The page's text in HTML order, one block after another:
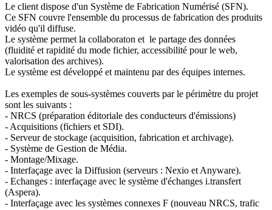
Le client dispose d'un Système de Fabrication Numérisé (SFN).
Ce SFN couvre l'ensemble du processus de fabrication des produits
vidéo qu'il diffuse.
Le système permet la collaboraton et le partage des données
(fluidité et rapidité du mode fichier, accessibilité pour le web,
valorisation des archives).
Le système est développé et maintenu par des équipes internes.
Les exemples de sous-systèmes couverts par le périmètre du projet
sont les suivants :
- NRCS (préparation éditoriale des conducteurs d'émissions)
- Acquisitions (fichiers et SDI).
- Serveur de stockage (acquisition, fabrication et archivage).
- Système de Gestion de Média.
- Montage/Mixage.
- Interfaçage avec la Diffusion (serveurs : Nexio et Anyware).
- Echanges : interfaçage avec le système d'échanges i.transfert
(Aspera).
- Interfaçage avec les systèmes connexes F (nouveau NRCS, trafic